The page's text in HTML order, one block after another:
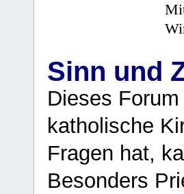
Sinn und
Dieses
katholische
Fragen hat,
Besonders